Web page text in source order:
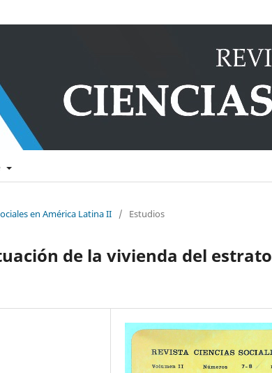
en América Latina II / Estudios
de la vivienda del estrato